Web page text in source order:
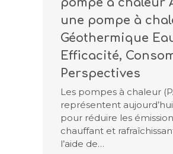
une pompe à
Géothermique
Efficacité,
Perspectives
Les pompes à chaleur
représentent
pour réduire les
chauffant et
l’aide de…